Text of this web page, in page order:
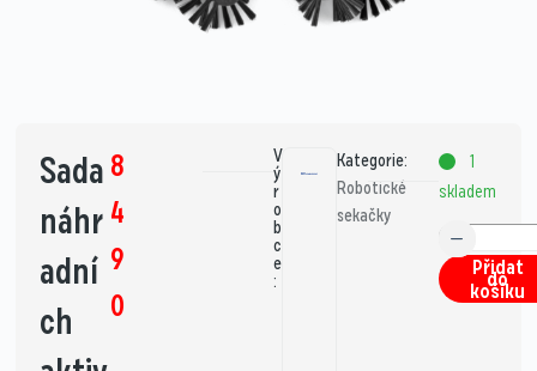
Sada
náhr
adní
ch
8
4
9
0
V
ý
r
o
b
c
e
:
Kategorie:
Robotické
sekačky
1
skladem
Přidat
do
košíku